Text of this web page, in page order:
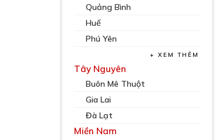
Quảng Bình
Huế
Phú Yên
XEM THÊM
Tây Nguyên
Buôn Mê Thuột
Gia Lai
Đà Lạt
Miền Nam